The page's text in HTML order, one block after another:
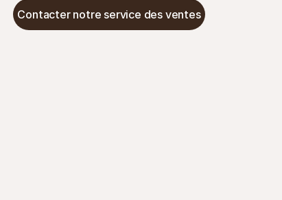
Contacter notre service des ventes